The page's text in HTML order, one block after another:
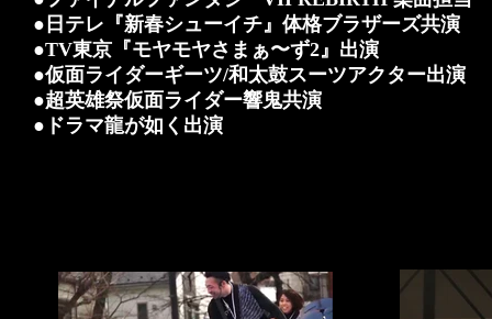
●日テレ『新春シューイチ』体格ブラザーズ共演
●TV東京『モヤモヤさまぁ〜ず2』出演
●仮面ライダーギーツ/和太鼓スーツアクター出演
●超英雄祭仮面ライダー響鬼共演
●ドラマ龍が如く出演